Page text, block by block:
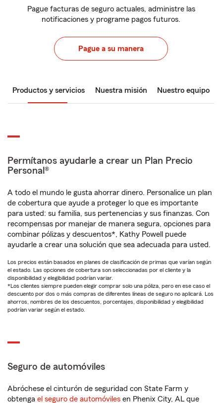
Pague facturas de seguro actuales, administre las
notificaciones y programe pagos futuros.
Pague a su manera
Productos y servicios Nuestra misión Nuestro equipo
Permítanos ayudarle a crear un Plan Precio
Personal®
A todo el mundo le gusta ahorrar dinero. Personalice un plan
de cobertura que ayude a proteger lo que es importante
para usted: su familia, sus pertenencias y sus finanzas. Con
recompensas por manejar de manera segura, opciones para
combinar pólizas y descuentos*, Kathy Powell puede
ayudarle a crear una solución que sea adecuada para usted.
Los precios están basados en planes de clasificación de primas que varían según
el estado. Las opciones de cobertura son seleccionadas por el cliente y la
disponibilidad y elegibilidad podrían variar.
*Los clientes siempre pueden elegir comprar solo una póliza, pero en ese caso el
descuento por dos o más compras de diferentes líneas de seguro no aplicará. Los
ahorros, nombres de los descuentos, porcentajes, disponibilidad y elegibilidad
podrían variar según el estado.
Seguro de automóviles
Abróchese el cinturón de seguridad con State Farm y
obtenga el seguro de automóviles en Phenix City, AL que